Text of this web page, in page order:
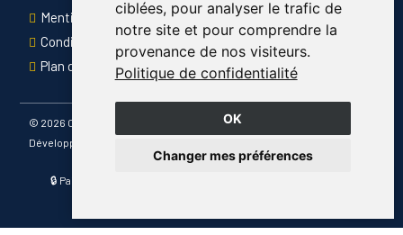
ciblées, pour analyser le trafic de
notre site et pour comprendre la
provenance de nos visiteurs.
Politique de confidentialité
OK
Changer mes préférences
Mentions légales
Conditions générales de ventes
Plan du site
© 2026 Côté Pro
Développé par
🔒 Paiement sécurisé · 📦 Livraison France entière · ✅ Produits